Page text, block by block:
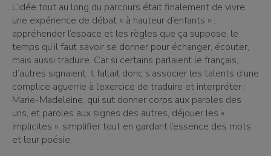
L’idée tout au long du parcours était finalement de vivre
une expérience de débat « à hauteur d’enfants » :
appréhender l’espace et les règles que ça suppose, le
temps qu’il faut savoir se donner pour échanger, écouter,
mais aussi traduire. Car si certains parlaient le français,
d’autres signaient. Il fallait donc s’associer les talents d’une
complice aguerrie à l’exercice de traduire et interpréter :
Marie-Madeleine, qui sut donner corps aux paroles des
uns, et paroles aux signes des autres, déjouer les «
implicites », simplifier tout en gardant l’essence des mots
et leur poésie.